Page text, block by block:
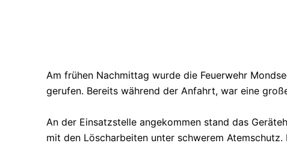
Am frühen Nachmittag wurde die Feuerwehr
gerufen. Bereits während der Anfahrt, war eine
An der Einsatzstelle angekommen stand das
mit den Löscharbeiten unter schwerem